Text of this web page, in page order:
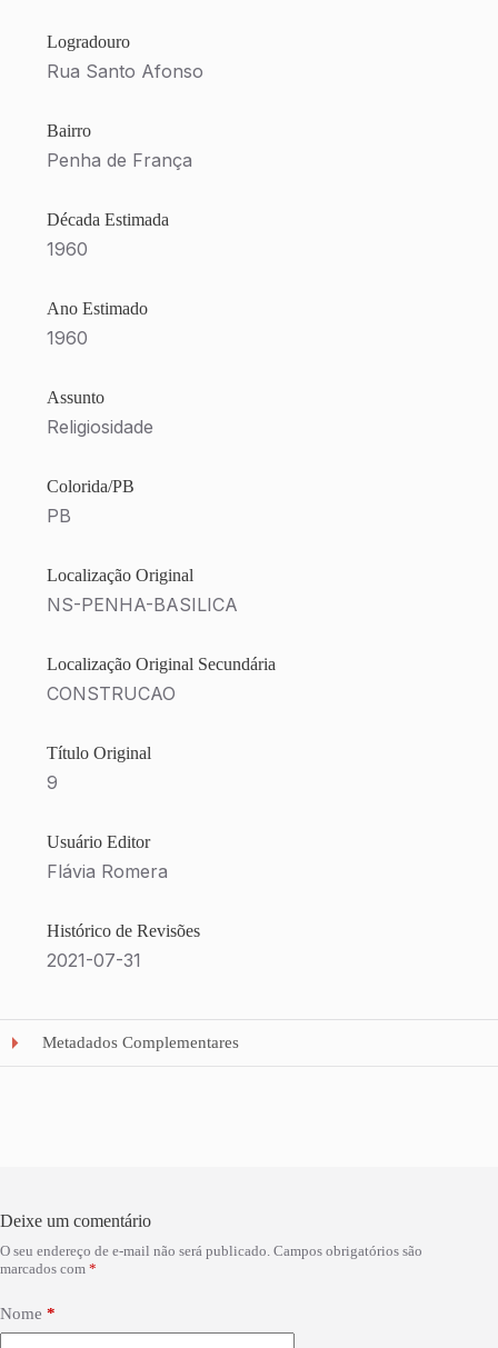
Logradouro
Rua Santo Afonso
Bairro
Penha de França
Década Estimada
1960
Ano Estimado
1960
Assunto
Religiosidade
Colorida/PB
PB
Localização Original
NS-PENHA-BASILICA
Localização Original Secundária
CONSTRUCAO
Título Original
9
Usuário Editor
Flávia Romera
Histórico de Revisões
2021-07-31
Metadados Complementares
Deixe um comentário
O seu endereço de e-mail não será publicado. Campos obrigatórios são
marcados com *
Nome *